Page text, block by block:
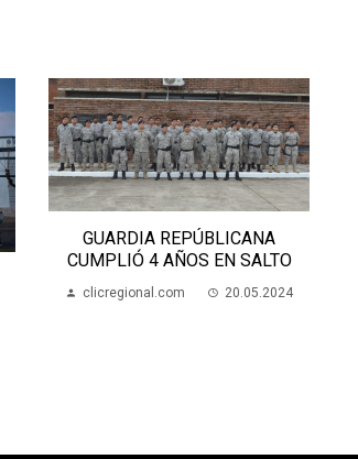
GUARDIA REPÚBLICANA
CUMPLIÓ 4 AÑOS EN SALTO
clicregional.com 20.05.2024